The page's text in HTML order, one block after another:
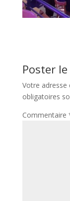
Poster
Votre adresse
obligatoires
Commentaire